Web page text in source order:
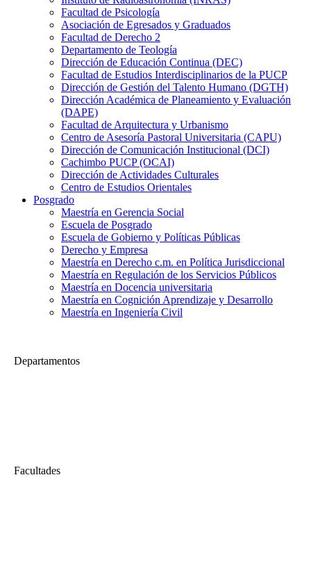
Facultad de Psicología
Asociación de Egresados y Graduados
Facultad de Derecho 2
Departamento de Teología
Dirección de Educación Continua (DEC)
Facultad de Estudios Interdisciplinarios de la PUCP
Dirección de Gestión del Talento Humano (DGTH)
Dirección Académica de Planeamiento y Evaluación
(DAPE)
Facultad de Arquitectura y Urbanismo
Centro de Asesoría Pastoral Universitaria (CAPU)
Dirección de Comunicación Institucional (DCI)
Cachimbo PUCP (OCAI)
Dirección de Actividades Culturales
Centro de Estudios Orientales
Posgrado
Maestría en Gerencia Social
Escuela de Posgrado
Escuela de Gobierno y Políticas Públicas
Derecho y Empresa
Maestría en Derecho c.m. en Política Jurisdiccional
Maestría en Regulación de los Servicios Públicos
Maestría en Docencia universitaria
Maestría en Cognición Aprendizaje y Desarrollo
Maestría en Ingeniería Civil
Departamentos
Facultades